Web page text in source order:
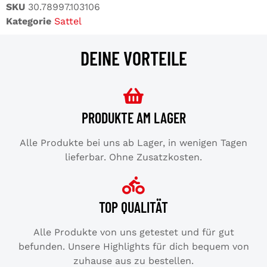
SKU 30.78997.103106
Kategorie Sattel
DEINE VORTEILE
PRODUKTE AM LAGER
Alle Produkte bei uns ab Lager, in wenigen Tagen
lieferbar. Ohne Zusatzkosten.
TOP QUALITÄT
Alle Produkte von uns getestet und für gut
befunden. Unsere Highlights für dich bequem von
zuhause aus zu bestellen.